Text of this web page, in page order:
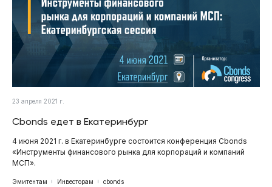
23 апреля 2021 г.
Cbonds едет в Екатеринбург
4 июня 2021 г. в Екатеринбурге состоится конференция Cbonds
«Инструменты финансового рынка для корпораций и компаний
МСП».
Эмитентам Инвесторам cbonds